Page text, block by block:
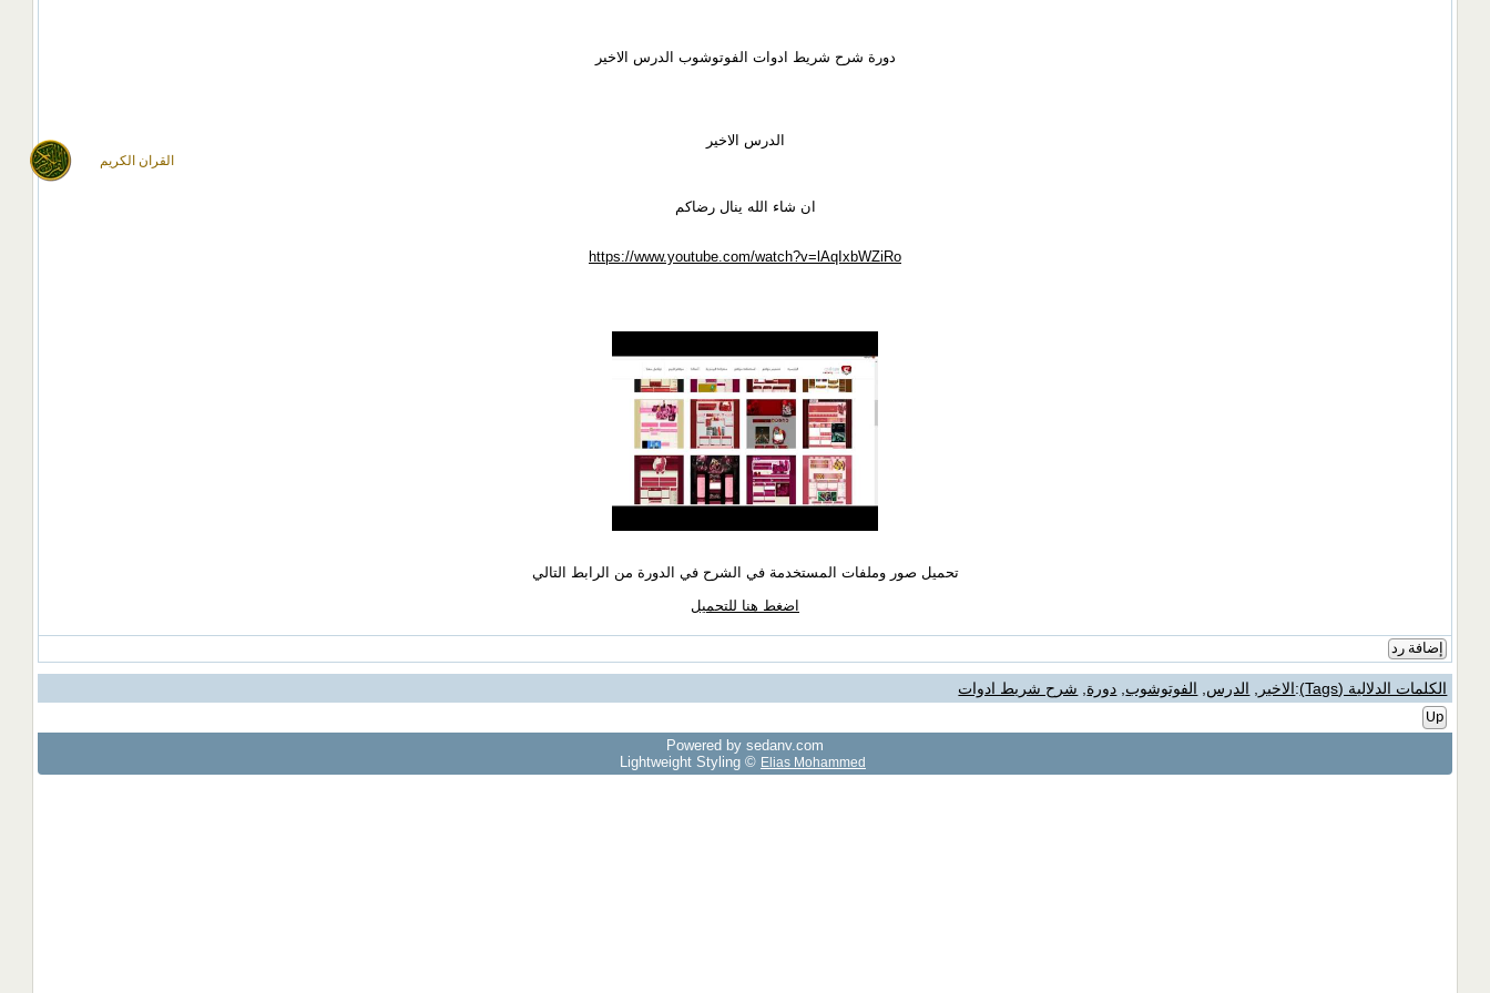
القران الكريم
دورة شرح شريط ادوات الفوتوشوب الدرس الاخير
الدرس الاخير
ان شاء الله ينال رضاكم
https://www.youtube.com/watch?v=lAqIxbWZiRo
تحميل صور وملفات المستخدمة في الشرح في الدورة من الرابط التالي
اضغط هنا للتحميل
إضافة رد
الكلمات الدلالية (Tags) :الاخير الدرس الفوتوشوب دورة شرح شريط ادوات
Up
Powered by sedany.com
Lightweight Styling © Elias Mohammed